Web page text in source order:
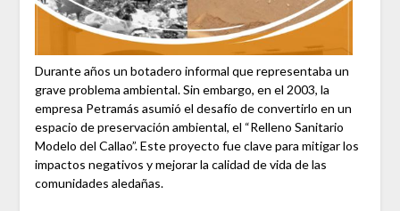
Durante años un botadero informal que representaba un
grave problema ambiental. Sin embargo, en el 2003, la
empresa Petramás asumió el desafío de convertirlo en un
espacio de preservación ambiental, el “Relleno Sanitario
Modelo del Callao”. Este proyecto fue clave para mitigar los
impactos negativos y mejorar la calidad de vida de las
comunidades aledañas.